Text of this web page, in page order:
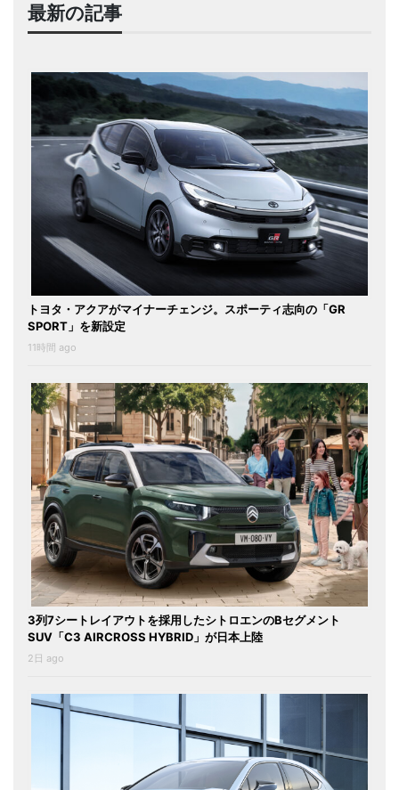
最新の記事
トヨタ・アクアがマイナーチェンジ。スポーティ志向の「GR
SPORT」を新設定
11時間 ago
3列7シートレイアウトを採用したシトロエンのBセグメント
SUV「C3 AIRCROSS HYBRID」が日本上陸
2日 ago